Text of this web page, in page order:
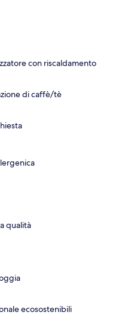
con riscaldamento
di caffè/tè
qualità
ecosostenibili